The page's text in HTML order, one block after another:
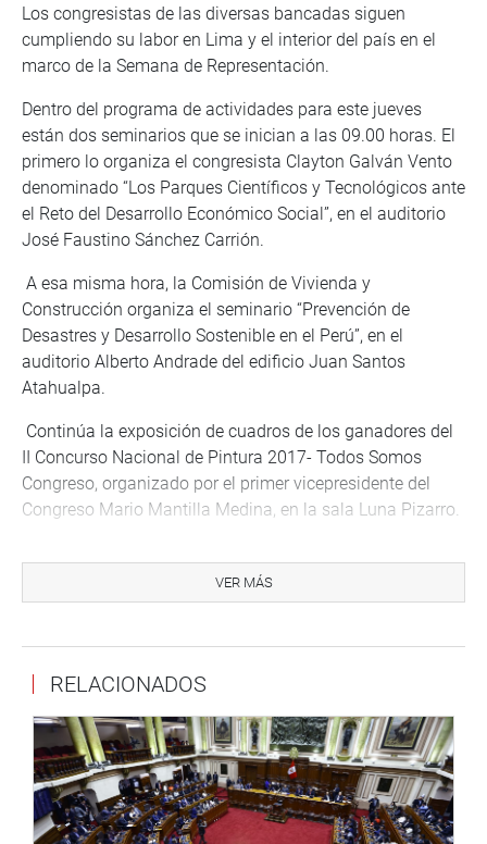
Los congresistas de las diversas bancadas siguen
cumpliendo su labor en Lima y el interior del país en el
marco de la Semana de Representación.
Dentro del programa de actividades para este jueves
están dos seminarios que se inician a las 09.00 horas. El
primero lo organiza el congresista Clayton Galván Vento
denominado “Los Parques Científicos y Tecnológicos ante
el Reto del Desarrollo Económico Social”, en el auditorio
José Faustino Sánchez Carrión.
A esa misma hora, la Comisión de Vivienda y
Construcción organiza el seminario “Prevención de
Desastres y Desarrollo Sostenible en el Perú”, en el
auditorio Alberto Andrade del edificio Juan Santos
Atahualpa.
Continúa la exposición de cuadros de los ganadores del
II Concurso Nacional de Pintura 2017- Todos Somos
Congreso, organizado por el primer vicepresidente del
Congreso Mario Mantilla Medina, en la sala Luna Pizarro.
Acusaciones Constitucionales que preside la congresista
Milagros Takayama. La cita es en la sala María Elena
La congresista Yeni Vilcatoma organiza la mesa de
trabajo sobre “La realidad de los Discapacitados en el
Perú”, a las 15.00 horas en el auditorio Alberto Andrade.
A las 16.00 horas la congresista Marisa Glave organiza
la mesa de trabajo “Acoso Sexual Callejero”, en la sala
Luis Bedoya, del edificio Víctor Raúl Haya de la Torre.
VER MÁS
RELACIONADOS